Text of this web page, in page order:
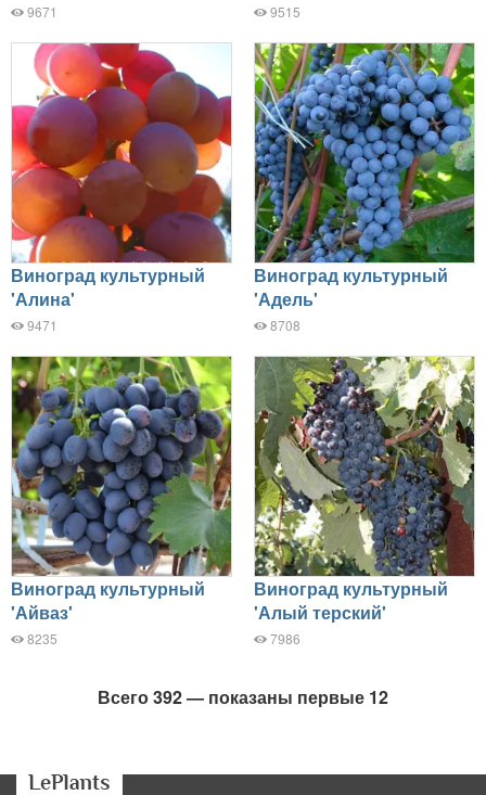
9671 9515
Виноград культурный
'Алина'
9471
Виноград культурный
'Адель'
8708
Виноград культурный
'Айваз'
8235
Виноград культурный
'Алый терский'
7986
Всего 392 — показаны первые 12